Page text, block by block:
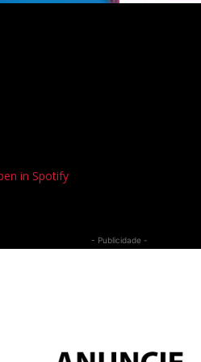
in Spotify
- Publicidade -